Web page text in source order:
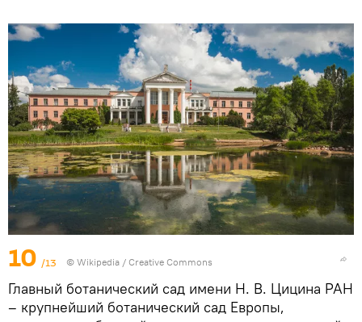
10 /13 © Wikipedia / Creative Commons
Главный ботанический сад имени Н. В. Цицина РАН
– крупнейший ботанический сад Европы,